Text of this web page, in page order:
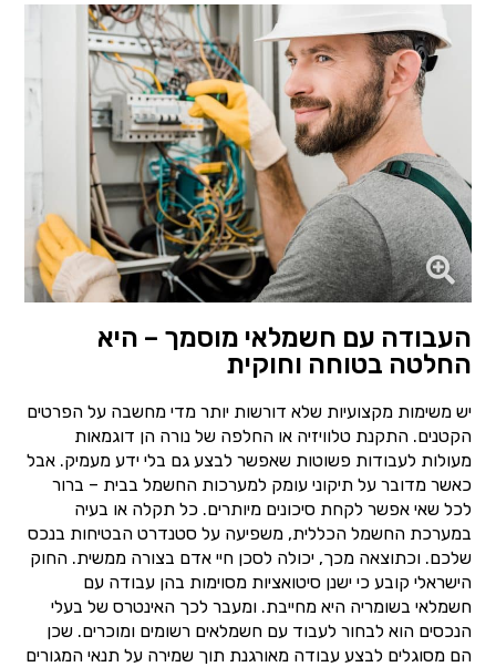
העבודה עם חשמלאי מוסמך – היא
החלטה בטוחה וחוקית
יש משימות מקצועיות שלא דורשות יותר מדי מחשבה על הפרטים
הקטנים. התקנת טלוויזיה או החלפה של נורה הן דוגמאות
מעולות לעבודות פשוטות שאפשר לבצע גם בלי ידע מעמיק. אבל
כאשר מדובר על תיקוני עומק למערכות החשמל בבית – ברור
לכל שאי אפשר לקחת סיכונים מיותרים. כל תקלה או בעיה
במערכת החשמל הכללית, משפיעה על סטנדרט הבטיחות בנכס
שלכם. וכתוצאה מכך, יכולה לסכן חיי אדם בצורה ממשית. החוק
הישראלי קובע כי ישנן סיטואציות מסוימות בהן עבודה עם
חשמלאי בשומריה היא מחייבת. ומעבר לכך האינטרס של בעלי
הנכסים הוא לבחור לעבוד עם חשמלאים רשומים ומוכרים. שכן
הם מסוגלים לבצע עבודה מאורגנת תוך שמירה על תנאי המגורים